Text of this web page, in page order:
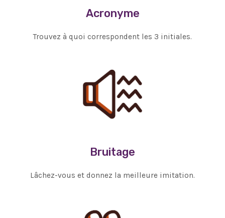
Acronyme
Trouvez à quoi correspondent les 3 initiales.
Bruitage
Lâchez-vous et donnez la meilleure imitation.